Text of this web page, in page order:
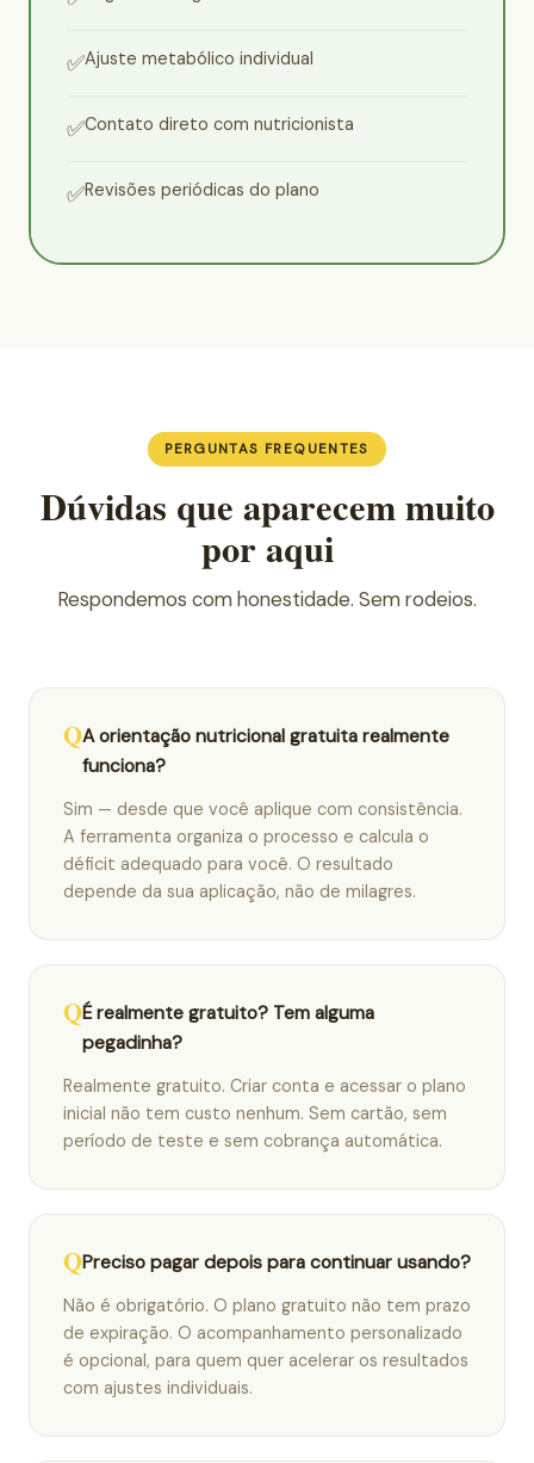
✅Ajuste metabólico individual
✅Contato direto com nutricionista
✅Revisões periódicas do plano
PERGUNTAS FREQUENTES
Dúvidas que aparecem muito
por aqui
Respondemos com honestidade. Sem rodeios.
A orientação nutricional gratuita realmente
funciona?
Sim — desde que você aplique com consistência.
A ferramenta organiza o processo e calcula o
déficit adequado para você. O resultado
depende da sua aplicação, não de milagres.
É realmente gratuito? Tem alguma
pegadinha?
Realmente gratuito. Criar conta e acessar o plano
inicial não tem custo nenhum. Sem cartão, sem
período de teste e sem cobrança automática.
Preciso pagar depois para continuar usando?
Não é obrigatório. O plano gratuito não tem prazo
de expiração. O acompanhamento personalizado
é opcional, para quem quer acelerar os resultados
com ajustes individuais.